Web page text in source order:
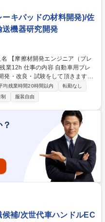
専用アプリケーションを使用し
ーキパッドの材料開発)/佐
機器研究開発
動車用ブレ
発・改良・試験をして頂きます。
異音の抑制や制動性能の向上を追
■新製品の原材料選
、実機テスターを用いた性能評
国内外のクライアントニーズの具
応（銅フリー化等）に伴う改良 ※
れます！ 募集職種 【摩
材料開発）/佐久】平均月残業12h
均残業時間20時間以内
転勤なし
服装自由
候補/次世代車ハンドルEC